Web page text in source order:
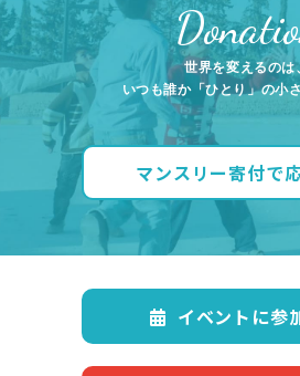
世界を変えるのは
いつも誰か「ひとり」の小
マンスリー寄付で
イベントに参